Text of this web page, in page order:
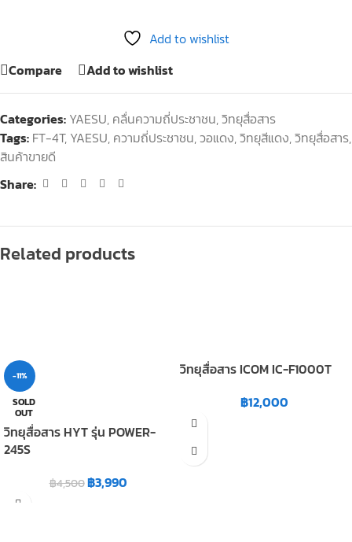
Add to wishlist
Compare
Add to wishlist
Categories: YAESU, คลื่นความถี่ประชาชน,วิทยุสื่อสาร
Tags: FT-4T, YAESU, ความถี่ประชาชน, วอแดง,วิทยุสีแดง,วิทยุสื่อสาร,
สินค้าขายดี
Share:
Related products
-11%
SOLD
OUT
วิทยุสื่อสาร HYT รุ่น POWER-
245S
฿4,500฿3,990
วิทยุสื่อสาร ICOM IC-F1000T
฿12,000